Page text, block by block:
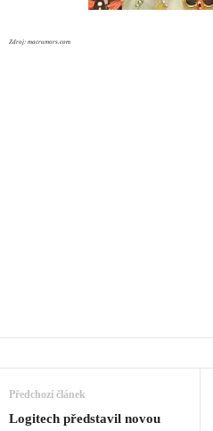
Zdroj: macrumors.com
Předchozí článek
Logitech představil novou